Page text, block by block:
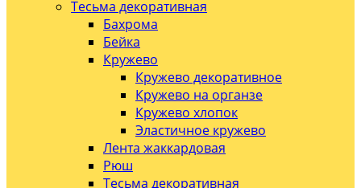
Тесьма декоративная
Бахрома
Бейка
Кружево
Кружево декоративное
Кружево на органзе
Кружево хлопок
Эластичное кружево
Лента жаккардовая
Рюш
Тесьма декоративная